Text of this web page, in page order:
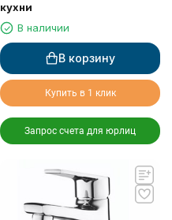
кухни
В наличии
В корзину
Купить в 1 клик
Запрос счета для юрлиц